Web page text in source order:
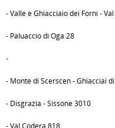
- Valle e Ghiacciaio dei Forni -
- Paluaccio di Oga 28
-
- Monte di Scerscen - Ghiacciai
- Disgrazia - Sissone 3010
- Val Codera 818